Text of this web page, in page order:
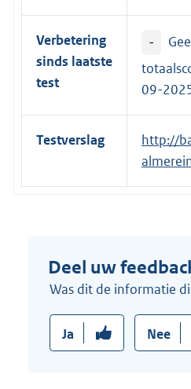
n
k
Verbetering
sinds laatste
test
-
09-
Testverslag
E
x
t
e
l
n
k
http://
Deel uw
Was dit de informatie
Ja Nee